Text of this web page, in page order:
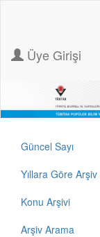
Üye Girişi
Güncel Sayı
Yıllara Göre Arşiv
Konu Arşivi
Arşiv Arama